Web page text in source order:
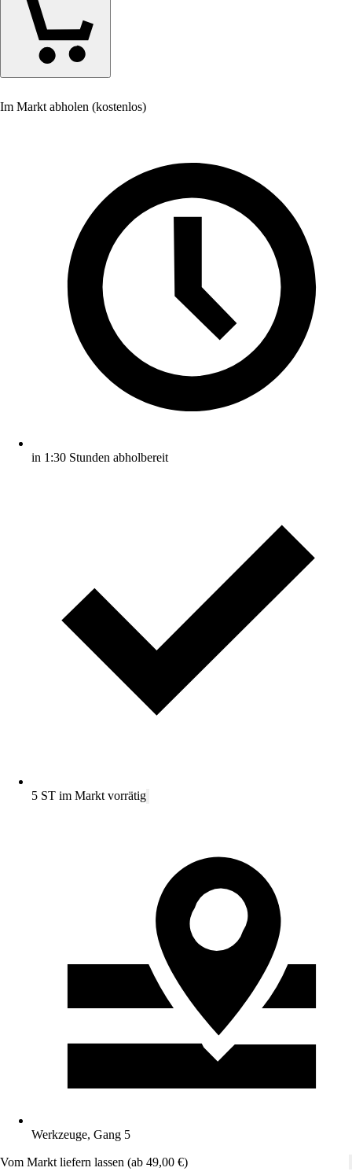
Im Markt abholen (kostenlos)
in 1:30 Stunden abholbereit
5 ST im Markt vorrätig
Werkzeuge, Gang 5
Vom Markt liefern lassen (ab 49,00 €)